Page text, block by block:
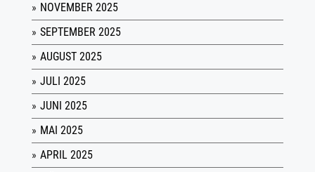
NOVEMBER 2025
SEPTEMBER 2025
AUGUST 2025
JULI 2025
JUNI 2025
MAI 2025
APRIL 2025